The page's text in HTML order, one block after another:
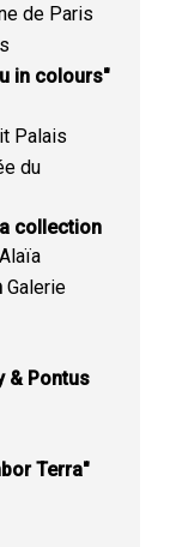
de Paris
in colours"
Palais
du
collection
Galerie
& Pontus
Terra"